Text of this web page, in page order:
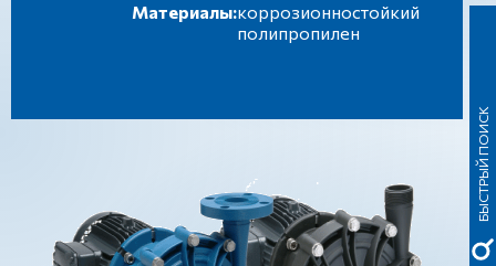
Материалы:коррозионностойкий
полипропилен
БЫСТРЫЙ ПОИСК